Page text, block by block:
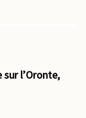
l’Oronte,